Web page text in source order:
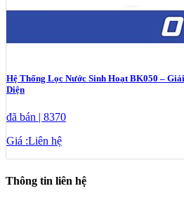
Hệ Thống Lọc Nước Sinh Hoạt BK050 –
Diện
đã bán | 8370
Giá :Liên hệ
Thông tin liên hệ